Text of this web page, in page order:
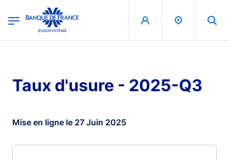
Banque de France - Menu Principal
Taux d'usure - 2025-Q3
Mise en ligne le 27 Juin 2025